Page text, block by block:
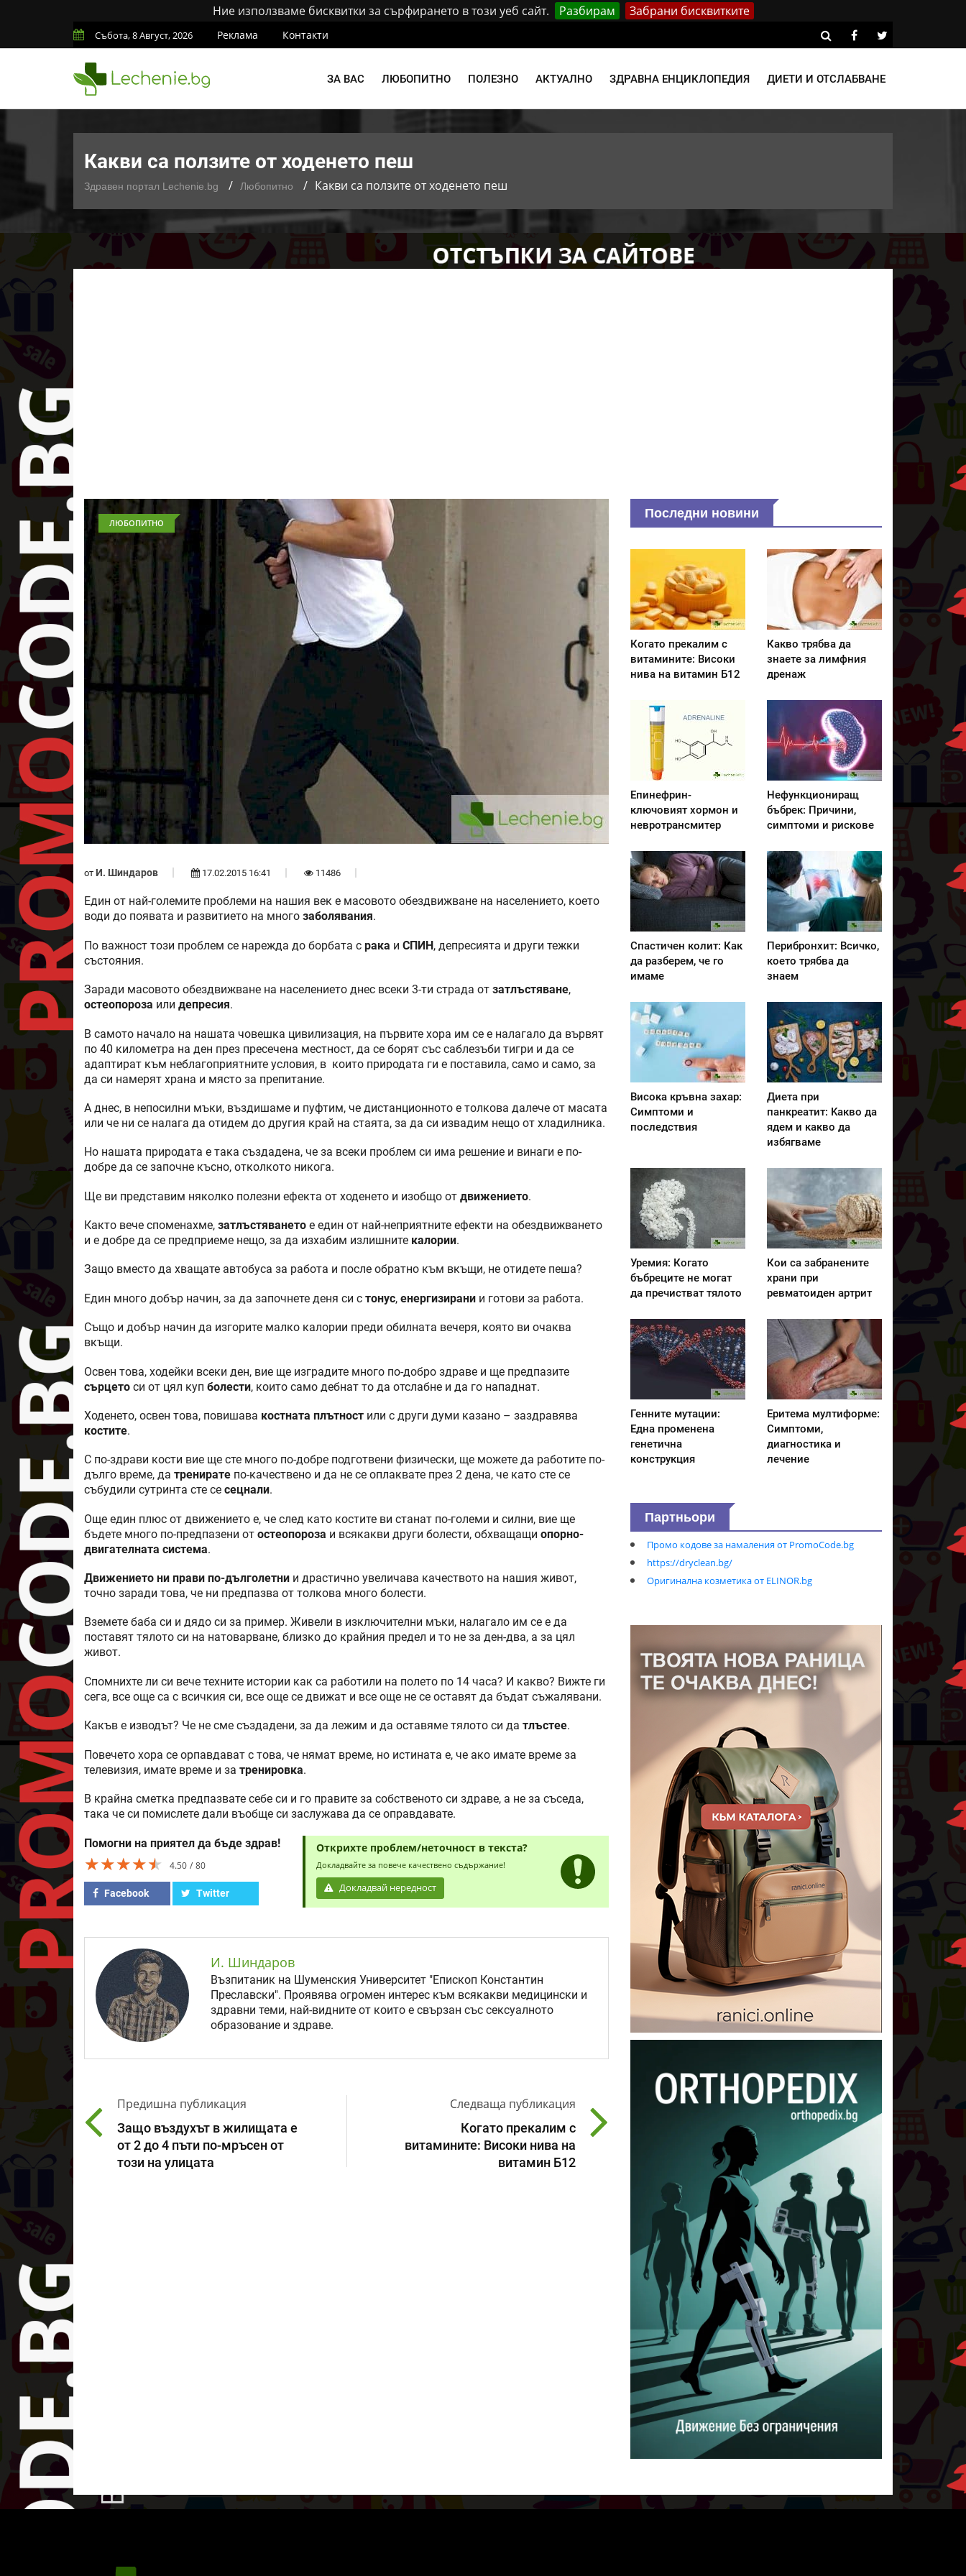
Ние използваме бисквитки за сърфирането в този уеб сайт. Разбирам Забрани бисквитките
Събота, 8 Август, 2026 Реклама Контакти
ЗА ВАС ЛЮБОПИТНО ПОЛЕЗНО АКТУАЛНО ЗДРАВНА ЕНЦИКЛОПЕДИЯ ДИЕТИ И ОТСЛАБВАНЕ
Какви са ползите от ходенето пеш
Здравен портал Lechenie.bg Любопитно Какви са ползите от ходенето пеш
ЛЮБОПИТНО
от И. Шиндаров 17.02.2015 16:41 11486
Един от най-големите проблеми на нашия век е масовото обездвижване на населението, което
води до появата и развитието на много заболявания.
По важност този проблем се нарежда до борбата с рака и СПИН , депресията и други тежки
състояния.
Заради масовото обездвижване на населението днес всеки 3-ти страда от затлъстяване,
остеопороза или депресия.
В самото начало на нашата човешка цивилизация, на първите хора им се е налагало да вървят
по 40 километра на ден през пресечена местност, да се борят със саблезъби тигри и да се
адаптират към неблагоприятните условия, в които природата ги е поставила, само и само, за
да си намерят храна и място за препитание.
А днес, в непосилни мъки, въздишаме и пуфтим, че дистанционното е толкова далече от масата
или че ни се налага да отидем до другия край на стаята, за да си извадим нещо от хладилника.
Но нашата природата е така създадена, че за всеки проблем си има решение и винаги е по-
добре да се започне късно, отколкото никога.
Ще ви представим няколко полезни ефекта от ходенето и изобщо от движението.
Както вече споменахме, затлъстяването е един от най-неприятните ефекти на обездвижването
и е добре да се предприеме нещо, за да изхабим излишните калории.
Защо вместо да хващате автобуса за работа и после обратно към вкъщи, не отидете пеша?
Един много добър начин, за да започнете деня си с тонус, енергизирани и готови за работа.
Също и добър начин да изгорите малко калории преди обилната вечеря, която ви очаква
вкъщи.
Освен това, ходейки всеки ден, вие ще изградите много по-добро здраве и ще предпазите
сърцето си от цял куп болести, които само дебнат то да отслабне и да го нападнат.
Ходенето, освен това, повишава костната плътност или с други думи казано – заздравява
костите.
С по-здрави кости вие ще сте много по-добре подготвени физически, ще можете да работите по-
дълго време, да тренирате по-качествено и да не се оплаквате през 2 дена, че като сте се
събудили сутринта сте се сецнали.
Още един плюс от движението е, че след като костите ви станат по-големи и силни, вие ще
бъдете много по-предпазени от остеопороза и всякакви други болести, обхващащи опорно-
двигателната система.
Движението ни прави по-дълголетни и драстично увеличава качеството на нашия живот,
точно заради това, че ни предпазва от толкова много болести.
Вземете баба си и дядо си за пример. Живели в изключителни мъки, налагало им се е да
поставят тялото си на натоварване, близко до крайния предел и то не за ден-два, а за цял
живот.
Спомнихте ли си вече техните истории как са работили на полето по 14 часа? И какво? Вижте ги
сега, все още са с всичкия си, все още се движат и все още не се оставят да бъдат съжалявани.
Какъв е изводът? Че не сме създадени, за да лежим и да оставяме тялото си да тлъстее.
Повечето хора се орпавдават с това, че нямат време, но истината е, че ако имате време за
телевизия, имате време и за тренировка.
В крайна сметка предпазвате себе си и го правите за собственото си здраве, а не за съседа,
така че си помислете дали въобще си заслужава да се оправдавате.
Помогни на приятел да бъде здрав!
★★★★★
★★★★★
★★★★★ 4.50 80
Facebook Twitter
Открихте проблем/неточност в текста?
Докладвайте за повече качествено съдържание!
Докладвай нередност
И. Шиндаров
Възпитаник на Шуменския Университет "Епископ Константин
Преславски". Проявява огромен интерес към всякакви медицински и
здравни теми, най-видните от които е свързан със сексуалното
образование и здраве.
Предишна публикация
Защо въздухът в жилищата е
от 2 до 4 пъти по-мръсен от
този на улицата
Следваща публикация
Когато прекалим с
витамините: Високи нива на
витамин Б12
Последни новини
Когато прекалим с
витамините: Високи
нива на витамин Б12
Какво трябва да
знаете за лимфния
дренаж
Епинефрин-
ключовият хормон и
невротрансмитер
Нефункциониращ
бъбрек: Причини,
симптоми и рискове
Спастичен колит: Как
да разберем, че го
имаме
Перибронхит: Всичко,
което трябва да
знаем
Висока кръвна захар:
Симптоми и
последствия
Диета при
панкреатит: Kакво да
ядем и какво да
избягваме
Уремия: Когато
бъбреците не могат
да пречистват тялото
Кои са забранените
храни при
ревматоиден артрит
Генните мутации:
Една променена
генетична
конструкция
Еритема мултиформе:
Симптоми,
диагностика и
лечение
Партньори
Промо кодове за намаления от PromoCode.bg
https://dryclean.bg/
Оригинална козметика от ELINOR.bg